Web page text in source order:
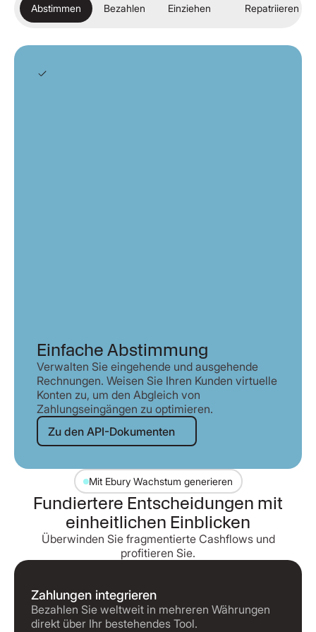
Abstimmen Bezahlen Einziehen Repatriieren
Einfache Abstimmung
Verwalten Sie eingehende und ausgehende
Rechnungen. Weisen Sie Ihren Kunden virtuelle
Konten zu, um den Abgleich von
Zahlungseingängen zu optimieren.
Zu den API-Dokumenten
Zu den API-Dokumenten
Mit Ebury Wachstum generieren
Fundiertere Entscheidungen mit
einheitlichen Einblicken
Überwinden Sie fragmentierte Cashflows und
profitieren Sie.
Zahlungen integrieren
Bezahlen Sie weltweit in mehreren Währungen
direkt über Ihr bestehendes Tool.